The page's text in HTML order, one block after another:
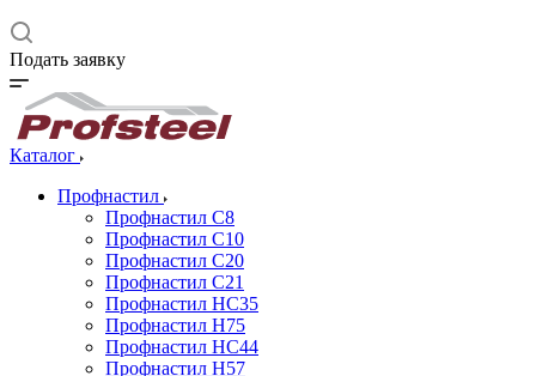
Подать заявку
Каталог
Профнастил
Профнастил С8
Профнастил С10
Профнастил С20
Профнастил С21
Профнастил НС35
Профнастил Н75
Профнастил HC44
Профнастил Н57